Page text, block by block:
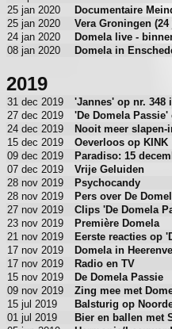
25 jan 2020
Documentaire
25 jan 2020
Vera Groningen
24 jan 2020
Domela live -
08 jan 2020
Domela in
2019
31 dec 2019
'Jannes' op nr. 348
27 dec 2019
'De Domela
24 dec 2019
Nooit meer slapen-
15 dec 2019
Oeverloos op KINK
09 dec 2019
Paradiso: 15
07 dec 2019
Vrije Geluiden
28 nov 2019
Psychocandy
28 nov 2019
Pers over De
27 nov 2019
Clips 'De Domela
23 nov 2019
Première Domela
21 nov 2019
Eerste reacties op
17 nov 2019
Domela in
17 nov 2019
Radio en TV
15 nov 2019
De Domela Passie
09 nov 2019
Zing mee met
15 jul 2019
Balsturig op
01 jul 2019
Bier en ballen met